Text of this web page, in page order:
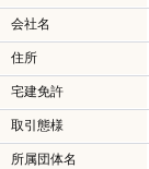
会社名
住所
宅建免許
取引態様
所属団体名